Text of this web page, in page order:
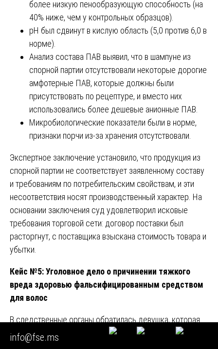
более низкую пенообразующую способность (на
40% ниже, чем у контрольных образцов).
pH был сдвинут в кислую область (5,0 против 6,0 в
норме).
Анализ состава ПАВ выявил, что в шампуне из
спорной партии отсутствовали некоторые дорогие
амфотерные ПАВ, которые должны были
присутствовать по рецептуре, и вместо них
использовались более дешевые анионные ПАВ.
Микробиологические показатели были в норме,
признаки порчи из-за хранения отсутствовали.
Экспертное заключение установило, что продукция из
спорной партии не соответствует заявленному составу
и требованиям по потребительским свойствам, и эти
несоответствия носят производственный характер. На
основании заключения суд удовлетворил исковые
требования торговой сети: договор поставки был
расторгнут, с поставщика взыскана стоимость товара и
убытки.
Кейс №5: Уголовное дело о причинении тяжкого
вреда здоровью фальсифицированным средством
для волос
В следственные органы обратилась девушка, которая
после использования средства для химической завивки
волос, приобретенного в небольшом магазине, получила
info@fse.ms